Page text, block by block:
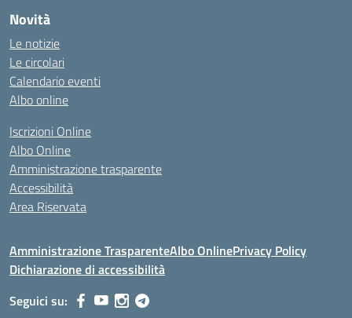
Novità
Le notizie
Le circolari
Calendario eventi
Albo online
Iscrizioni Online
Albo Online
Amministrazione trasparente
Accessibilità
Area Riservata
Amministrazione TrasparenteAlbo OnlinePrivacy Policy
Dichiarazione di accessibilità
Seguici su: